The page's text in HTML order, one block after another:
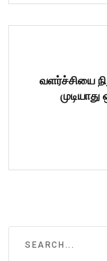
வளர்ச்சியை
முடியாது ஒரே மொழி ஒரே மந்திரம் ஒரே தலைவர்